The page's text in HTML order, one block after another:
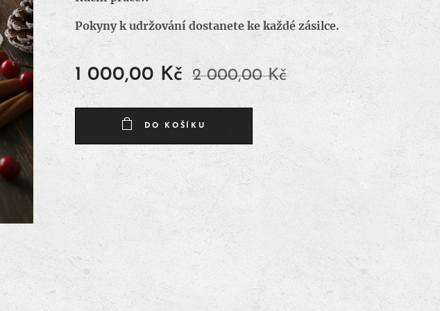
Pokyny k udržování dostanete ke každé zásilce.
1 000,00 Kč 2 000,00Kč
DO KOŠÍKU